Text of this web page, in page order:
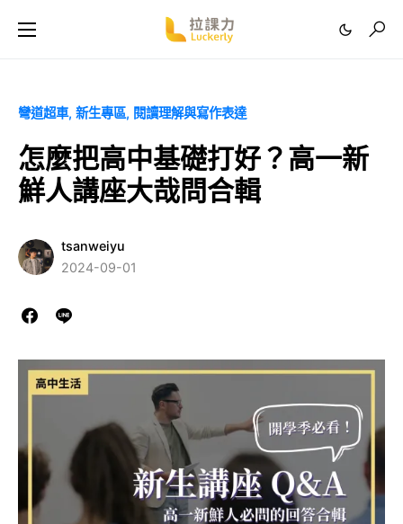
彎道超車 新生專區 閱讀理解與寫作表達
怎麼把高中基礎打好？高一新
鮮人講座大哉問合輯
tsanweiyu
2024-09-01